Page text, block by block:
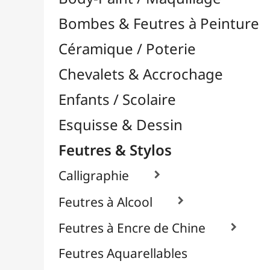
Feutres & Stylos
Calligraphie 
Feutres à Alcool
Feutres Aquarellables
Feutres Craie & Tableaux Blancs
Feutres Permanents 
Feutres Pinceaux 
Feutres Scolaires
Stylos
Librairie / Livres
Loisirs Créatifs
Médiums, Vernis & Colles